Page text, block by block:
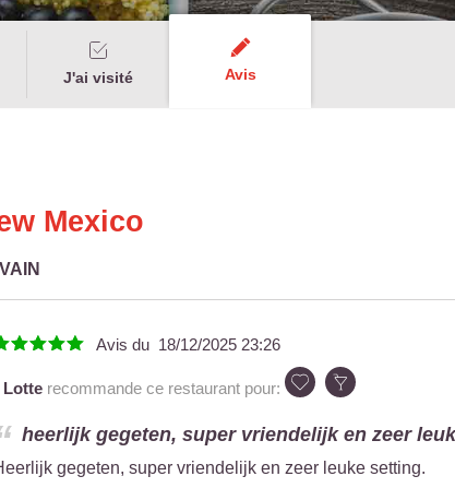
J'ai visité Avis
Mexico
Avis du 18/12/2025 23:26
Lotte recommande ce restaurant pour:
heerlijk gegeten, super vriendelijk en zeer
gegeten, super vriendelijk en zeer leuke setting.